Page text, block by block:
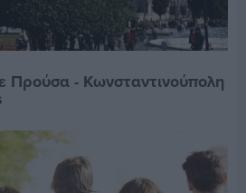
Προύσα - Κωνσταντινούπολη